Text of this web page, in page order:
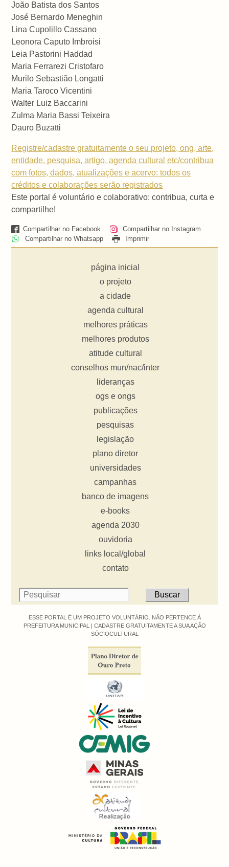
João Batista dos Santos
José Bernardo Meneghin
Lina Cupolillo Cassano
Leonora Caputo Imbroisi
Leia Pastorini Haddad
Maria Ferrarezi Cristofaro
Murilo Sebastião Longatti
Maria Taroco Vicentini
Walter Luiz Baccarini
Zulma Maria Bassi Teixeira
Dauro Buzatti
Registre/cadastre gratuitamente o seu projeto, ong, arte,
entidade, pesquisa, artigo, agenda cultural etc/contribua
com fotos, dados, atualizações e acervo: todos os
créditos e colaborações serão registrados
Este portal é voluntário e colaborativo: contribua, curta e
compartilhe!
Compartilhar no Facebook
Compartilhar no Instagram
Compartilhar no Whatsapp
Imprimir
página inicial
o projeto
a cidade
agenda cultural
melhores práticas
melhores produtos
atitude cultural
conselhos mun/nac/inter
lideranças
ogs e ongs
publicações
pesquisas
legislação
plano diretor
universidades
campanhas
banco de imagens
e-books
agenda 2030
ouvidoria
links local/global
contato
ESSE PORTAL É UM PROJETO VOLUNTÁRIO. NÃO PERTENCE À
PREFEITURA MUNICIPAL | CADASTRE GRATUITAMENTE A SUA AÇÃO
SÓCIOCULTURAL